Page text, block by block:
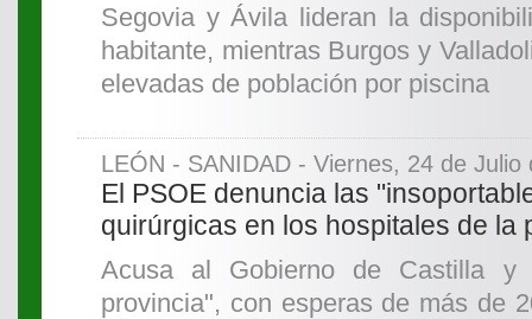
Segovia y Ávila lideran la
habitante, mientras Burgos y
elevadas de población por piscina
LEÓN - SANIDAD - Viernes, 24 de Julio
El PSOE denuncia las
quirúrgicas en los hospitales de la
Acusa al Gobierno de Castilla
provincia", con esperas de más de